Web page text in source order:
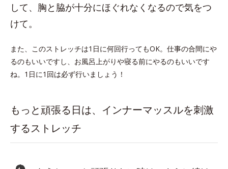
して、胸と脇が十分にほぐれなくなるので気をつ
けて。
また、このストレッチは1日に何回行ってもOK。仕事の合間にや
るのもいいですし、お風呂上がりや寝る前にやるのもいいです
ね。1日に1回は必ず行いましょう！
もっと頑張る日は、インナーマッスルを刺激
するストレッチ